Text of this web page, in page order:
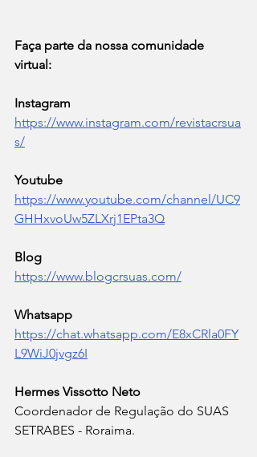
Faça parte da nossa comunidade
virtual:
Instagram
https://www.instagram.com/revistacrsua
s/
Youtube
https://www.youtube.com/channel/UC9
GHHxvoUw5ZLXrj1EPta3Q
Blog
https://www.blogcrsuas.com/
Whatsapp
https://chat.whatsapp.com/E8xCRla0FY
L9WiJ0jvgz6I
Hermes Vissotto Neto
Coordenador de Regulação do SUAS
SETRABES - Roraima.